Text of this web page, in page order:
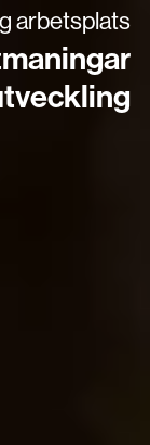
arbetsplats